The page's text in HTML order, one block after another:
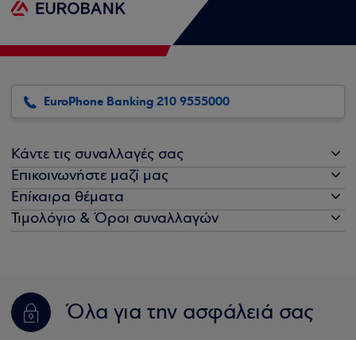
EuroPhone Banking 210 9555000
Κάντε τις συναλλαγές σας
Επικοινωνήστε μαζί μας
Επίκαιρα θέματα
Τιμολόγιο & Όροι συναλλαγών
Όλα για την ασφάλειά σας